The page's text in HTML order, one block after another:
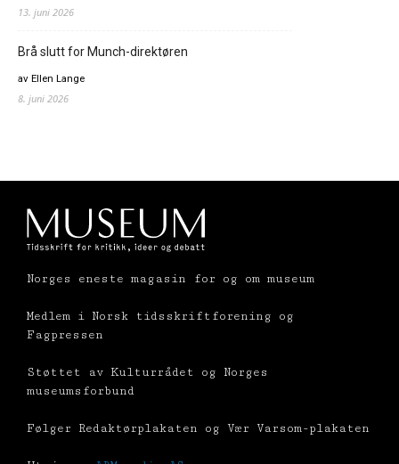
13. juni 2026
Brå slutt for Munch-direktøren
av Ellen Lange
8. juni 2026
Norges eneste magasin for og om museum
Medlem i Norsk tidsskriftforening og
Fagpressen
Støttet av Kulturrådet og Norges
museumsforbund
Følger Redaktørplakaten og Vær Varsom-plakaten